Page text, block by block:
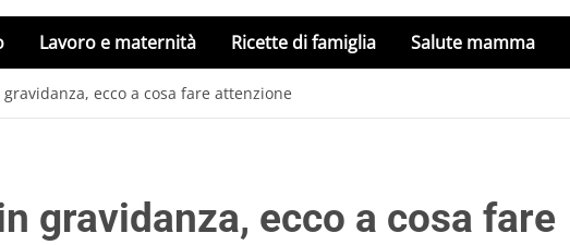
Lavoro e maternità Ricette di famiglia Salute mamma
ecco a cosa fare attenzione
gravidanza, ecco a cosa fare